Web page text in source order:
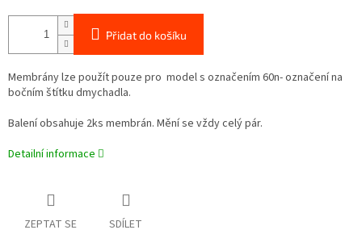
Přidat do košíku
Membrány lze použít pouze pro model s označením 60n- označení na
bočním štítku dmychadla.
Balení obsahuje 2ks membrán. Mění se vždy celý pár.
Detailní informace
ZEPTAT SE SDÍLET